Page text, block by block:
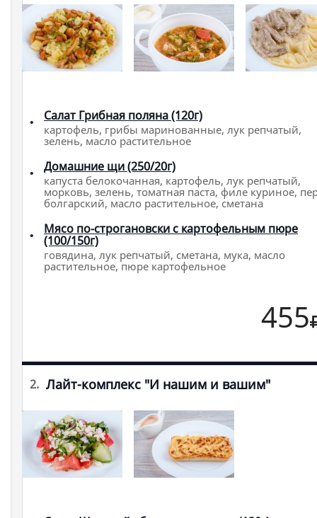
Салат Грибная поляна (120г)
картофель, грибы маринованные, лук репчатый,
зелень, масло растительное
Домашние щи (250/20г)
капуста белокочанная, картофель, лук репчатый,
морковь, зелень, томатная паста, филе куриное,
болгарский, масло растительное, сметана
Мясо по-строгановски с картофельным пюре
(100/150г)
говядина, лук репчатый, сметана, мука, масло
растительное, пюре картофельное
455
2. Лайт-комплекс "И нашим и вашим"